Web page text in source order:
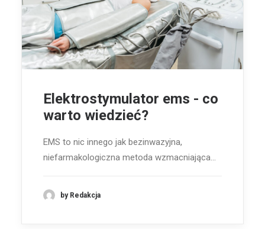
Elektrostymulator ems - co
warto wiedzieć?
EMS to nic innego jak bezinwazyjna,
niefarmakologiczna metoda wzmacniająca…
by Redakcja